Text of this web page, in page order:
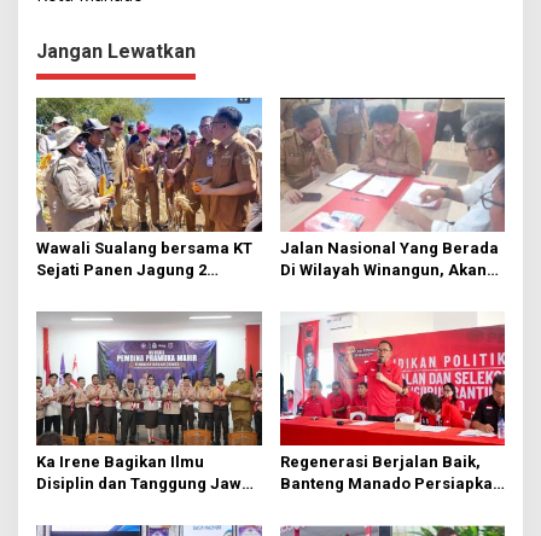
i
g
a
s
i
p
o
s
Jangan Lewatkan
Wawali Sualang bersama KT
Sejati Panen Jagung 2
Jalan Nasional Yang Berada
Di Wilayah Winangun, Akan
Ka Irene Bagikan Ilmu
Disiplin dan Tanggung Jawab
Manado
Regenerasi Berjalan Baik,
Banteng Manado Persiapkan
Rumput